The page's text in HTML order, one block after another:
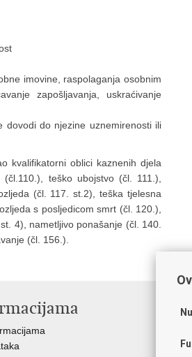
imovine, raspolaganja osobnim
zapošljavanja, uskraćivanje
dovodi do njezine uznemirenosti ili
kvalifikatorni oblici kaznenih djela
teško ubojstvo (čl. 111.),
(čl. 117. st.2), teška tjelesna
s posljedicom smrt (čl. 120.),
4), nametljivo ponašanje (čl. 140.
(čl. 156.).